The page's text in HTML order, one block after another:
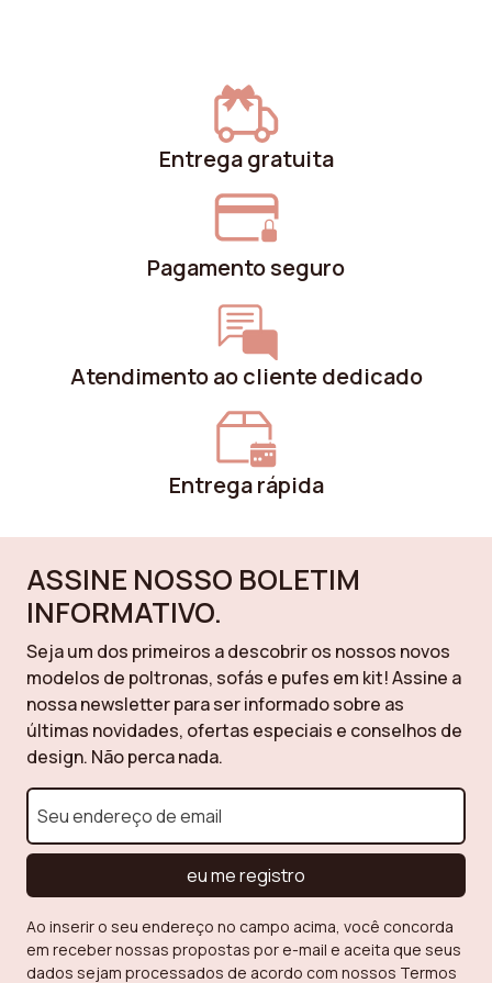
abrasão (Martindale)
20000 cycles
Cor dos pés Cromado
Espuma de poliuretano
Colecção
Resistência ao pilling 4 = Ligeiro pilling
Garantia 2 an(s)
Lote 2
Densidade do
24 kg/m³
Material dos pés Metal
Entrega gratuita
Pagamento seguro
Atendimento ao cliente dedicado
Entrega rápida
ASSINE NOSSO BOLETIM
INFORMATIVO.
Seja um dos primeiros a descobrir os nossos novos
modelos de poltronas, sofás e pufes em kit! Assine a
nossa newsletter para ser informado sobre as
últimas novidades, ofertas especiais e conselhos de
design. Não perca nada.
eu me registro
Ao inserir o seu endereço no campo acima, você concorda
em receber nossas propostas por e-mail e aceita que seus
dados sejam processados de acordo com nossos Termos